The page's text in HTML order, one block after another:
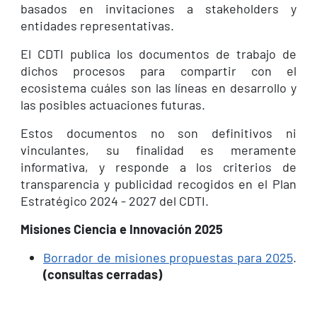
basados en invitaciones a stakeholders y
entidades representativas.
El CDTI publica los documentos de trabajo de
dichos procesos para compartir con el
ecosistema cuáles son las líneas en desarrollo y
las posibles actuaciones futuras.
Estos documentos no son definitivos ni
vinculantes, su finalidad es meramente
informativa, y responde a los criterios de
transparencia y publicidad recogidos en el Plan
Estratégico 2024 - 2027 del CDTI.
Misiones Ciencia e Innovación 2025
Borrador de misiones propuestas para 2025.
(consultas cerradas)